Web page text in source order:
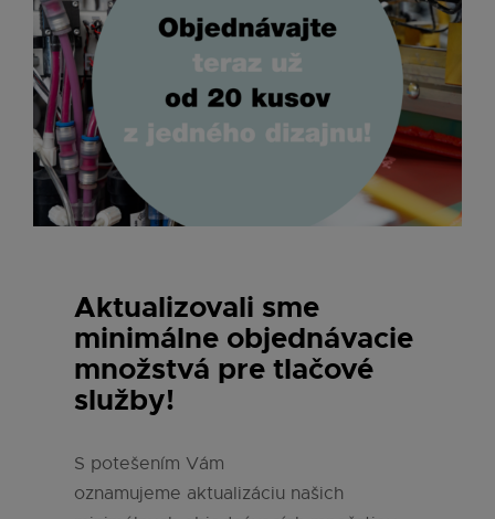
Aktualizovali sme
minimálne objednávacie
množstvá pre tlačové
služby!
S potešením Vám
oznamujeme aktualizáciu našich